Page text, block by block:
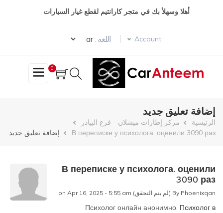
أهلا وسهلأ بك في متجر كارانتيم لقطع غيار السيارات
Account اللغه :
Select your language
0
إضافة تعليق جديد
مسار
الرئيسية
مركز إطارات ميشلان - فرع البيادر
В переписке у психолога. оценили 3090 раз
إضافة تعليق جديد
В переписке у психолога. оценили
3090 раз
By Phoenixqan (لم يتم التحقق)
Психолог онлайн анонимно. Психолог в